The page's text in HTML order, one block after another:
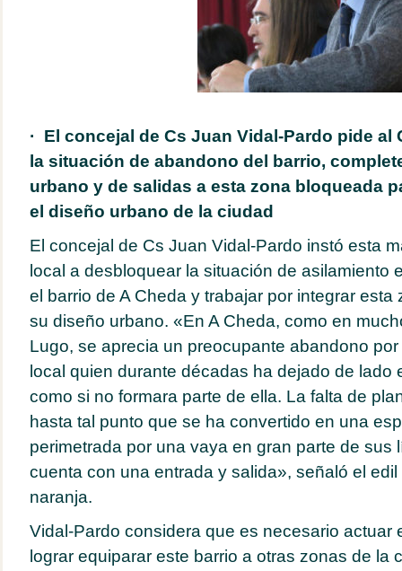
· El concejal de Cs Juan Vidal-Pardo pide al
la situación de abandono del barrio,
urbano y de salidas a esta zona bloqueada
el diseño urbano de la ciudad
El concejal de Cs Juan Vidal-Pardo instó esta
local a desbloquear la situación de asilamiento
el barrio de A Cheda y trabajar por integrar esta
su diseño urbano. «En A Cheda, como en
Lugo, se aprecia un preocupante abandono
local quien durante décadas ha dejado de lado
como si no formara parte de ella. La falta de
hasta tal punto que se ha convertido en una
perimetrada por una vaya en gran parte de sus
cuenta con una entrada y salida», señaló el
naranja.
Vidal-Pardo considera que es necesario actuar
lograr equiparar este barrio a otras zonas de la